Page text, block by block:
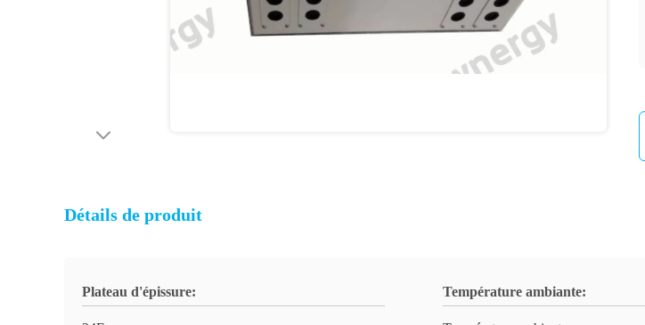
Détails de produit
Plateau d'épissure: Température ambiante: